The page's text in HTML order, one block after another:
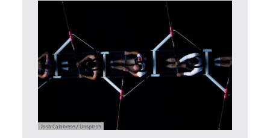
Josh Calabrese / Unsplash